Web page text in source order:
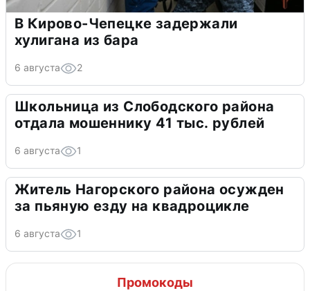
В Кирово-Чепецке задержали
хулигана из бара
6 августа 2
Школьница из Слободского района
отдала мошеннику 41 тыс. рублей
6 августа 1
Житель Нагорского района осужден
за пьяную езду на квадроцикле
6 августа 1
Промокоды